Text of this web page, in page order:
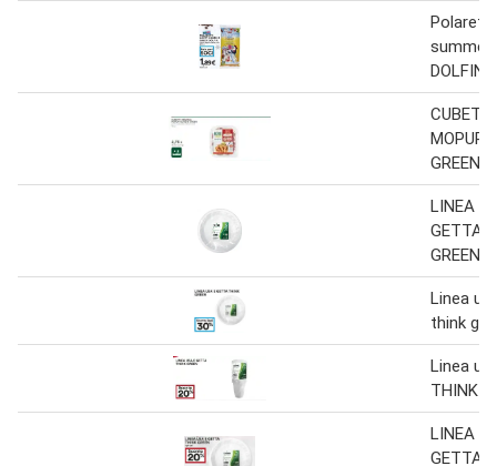
Polaretti
summer
DOLFIN
MOPUR
GREEN
LINEA
GETTA
GREEN
Linea
think
Linea
THINK
LINEA
GETTA